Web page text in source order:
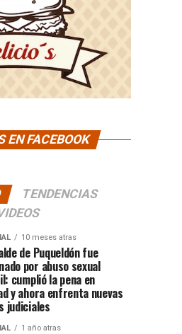
EN FACEBOOK
TENDENCIAS
10 meses atras
de Puqueldón fue
por abuso sexual
cumplió la pena en
y ahora enfrenta nuevas
judiciales
1 año atras